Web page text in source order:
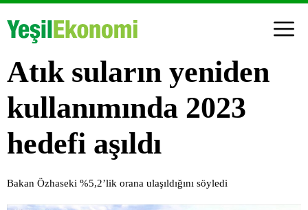
Atık suların yeniden
kullanımında 2023
hedefi aşıldı
Bakan Özhaseki %5,2’lik orana ulaşıldığını söyledi